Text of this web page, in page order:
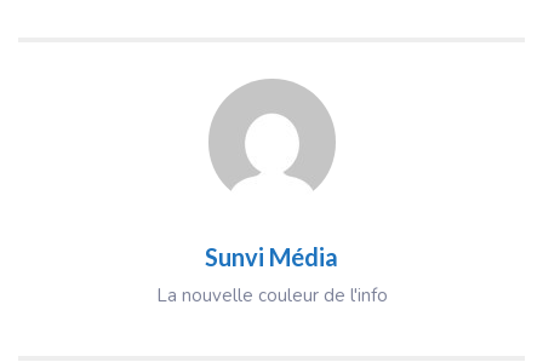
Sunvi Média
La nouvelle couleur de l'info